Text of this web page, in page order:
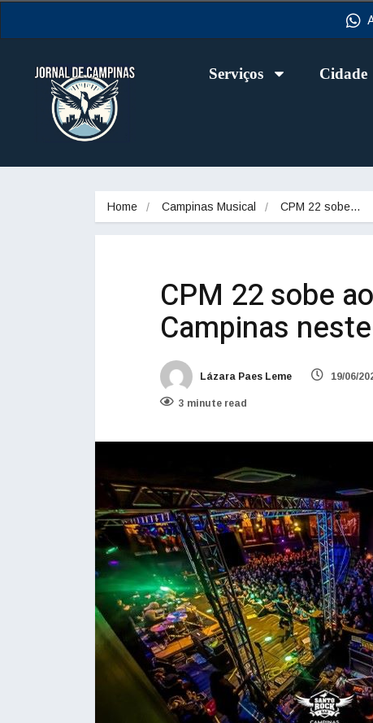
Serviços Cidade
Home Campinas Musical CPM 22 sobe…
CPM 22 sobe
Campinas
Lázara Paes Leme 19/06/
3 minute read